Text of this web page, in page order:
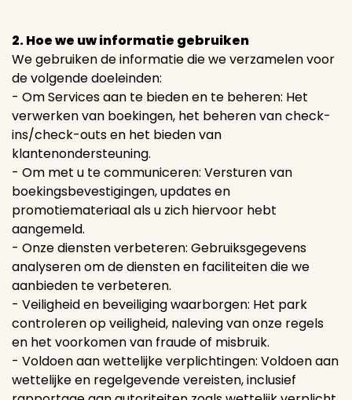
2. Hoe we uw informatie gebruiken
We gebruiken de informatie die we verzamelen voor
de volgende doeleinden:
- Om Services aan te bieden en te beheren: Het
verwerken van boekingen, het beheren van check-
ins/check-outs en het bieden van
klantenondersteuning.
- Om met u te communiceren: Versturen van
boekingsbevestigingen, updates en
promotiemateriaal als u zich hiervoor hebt
aangemeld.
- Onze diensten verbeteren: Gebruiksgegevens
analyseren om de diensten en faciliteiten die we
aanbieden te verbeteren.
- Veiligheid en beveiliging waarborgen: Het park
controleren op veiligheid, naleving van onze regels
en het voorkomen van fraude of misbruik.
- Voldoen aan wettelijke verplichtingen: Voldoen aan
wettelijke en regelgevende vereisten, inclusief